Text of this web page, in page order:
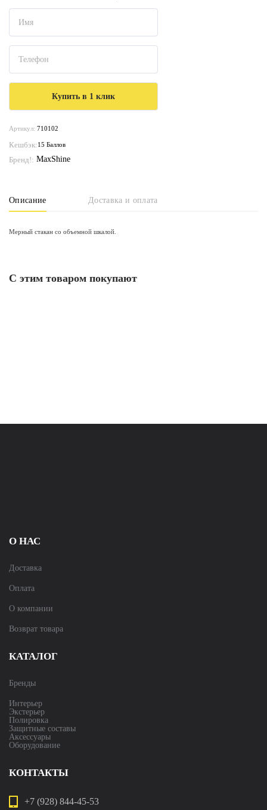
Артикул: 710102
Кешбэк:15 Баллов
Бренд!: MaxShine
Описание Доставка и оплата
Мерный стакан со объемной шкалой.
С этим товаром покупают
О НАС
Доставка
Оплата
О компании
Возврат товара
КАТАЛОГ
Бренды
Интерьер
Экстерьер
Полировка
Защитные составы
Аксессуары
Оборудование
КОНТАКТЫ
+7 (928) 844-45-53